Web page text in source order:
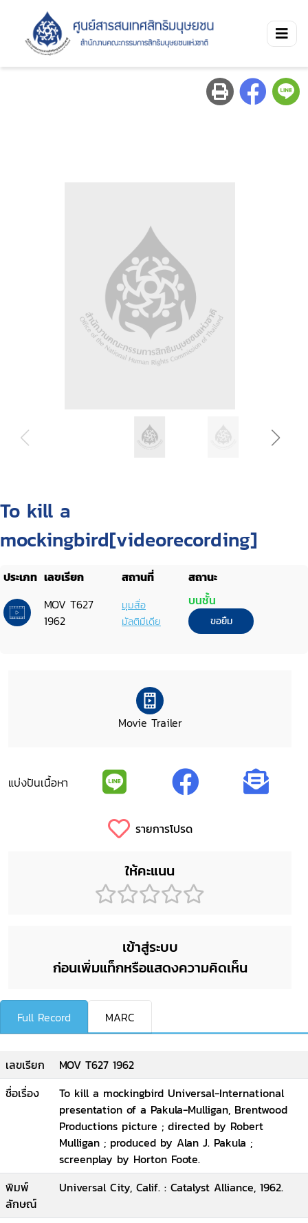
To kill a
mockingbird[videorecording]
ประเภท เลขเรียก สถานที่
สถานะ
MOV T627
1962
มุมสื่อ
มัลติมีเดีย
บนชั้น
ขอยืม
Movie Trailer
แบ่งปันเนื้อหา
รายการโปรด
ให้คะแนน
เข้าสู่ระบบ
ก่อนเพิ่มแท็กหรือแสดงความคิดเห็น
Full Record MARC
เลขเรียก
MOV T627 1962
ชื่อเรื่อง
To kill a mockingbird Universal-International
presentation of a Pakula-Mulligan, Brentwood
Productions picture ; directed by Robert
Mulligan ; produced by Alan J. Pakula ;
screenplay by Horton Foote.
พิมพ์
ลักษณ์
Universal City, Calif. : Catalyst Alliance, 1962.